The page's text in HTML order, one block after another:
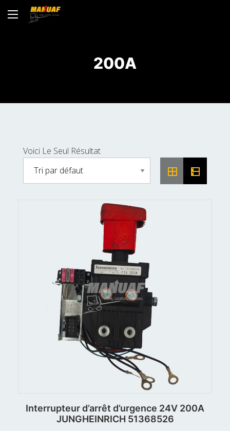
200A
Voici Le Seul Résultat
Interrupteur d’arrêt d’urgence 24V 200A
JUNGHEINRICH 51368526